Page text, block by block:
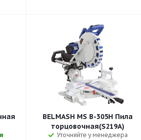
BELMASH MS B-305H Пила
торцовочная(S219A)
Уточняйте у менеджера